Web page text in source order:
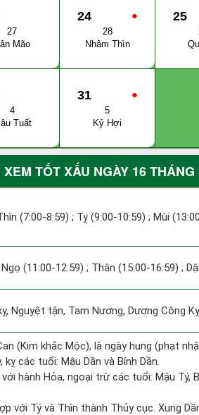
27
Mão
●
24
28
Nhâm Thìn
25
4
Tuất
●
31
5
Kỷ Hợi
XEM TỐT XẤU NGÀY 16 THÁNG
(7:00-8:59) ; Tỵ (9:00-10:59) ; Mùi
(11:00-12:59) ; Thân (15:00-16:59) ;
Nguyệt tận, Tam Nương, Dương Công
(Kim khắc Mộc), là ngày hung (phạt
các tuổi: Mậu Dần và Bính Dần.
hành Hỏa, ngoại trừ các tuổi: Mậu Tý,
với Tý và Thìn thành Thủy cục. Xung